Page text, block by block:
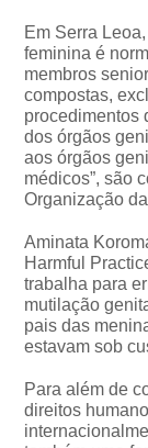
Em Serra
feminina é
membros
compostas,
procedimentos
dos órgãos
aos órgãos
médicos”, são
Organização
Aminata
Harmful
trabalha para
mutilação
pais das
estavam sob
Para além de
direitos